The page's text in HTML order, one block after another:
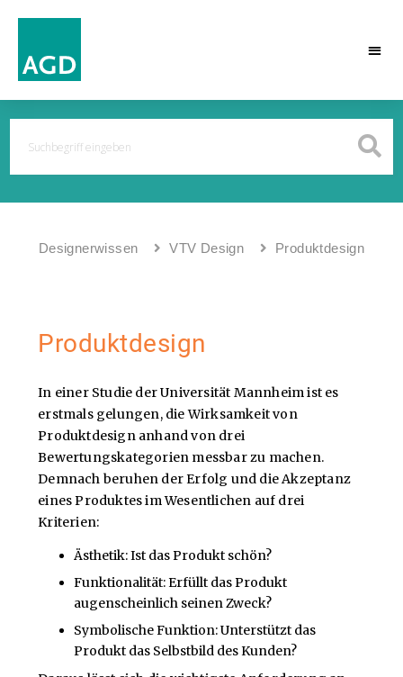
Designerwissen VTV Design Produktdesign
Produktdesign
In einer Studie der Universität Mannheim ist es
erstmals gelungen, die Wirksamkeit von
Produktdesign anhand von drei
Bewertungskategorien messbar zu machen.
Demnach beruhen der Erfolg und die Akzeptanz
eines Produktes im Wesentlichen auf drei
Kriterien:
Ästhetik: Ist das Produkt schön?
Funktionalität: Erfüllt das Produkt
augenscheinlich seinen Zweck?
Symbolische Funktion: Unterstützt das
Produkt das Selbstbild des Kunden?